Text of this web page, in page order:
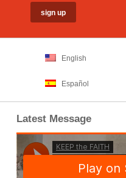
English
Español
Latest Message